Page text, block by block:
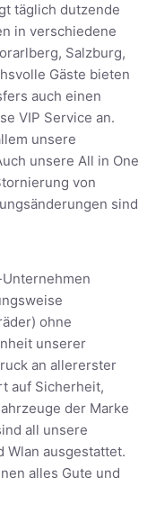
täglich dutzende
in verschiedene
Salzburg,
Gäste bieten
auch einen
VIP Service an.
unsere
unsere All in One
von
sind
ohne
unserer
an allererster
auf Sicherheit,
der Marke
all unsere
Wlan ausgestattet.
alles Gute und